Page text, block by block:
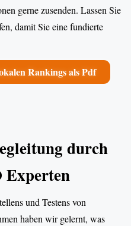
gerne zusenden. Lassen Sie
damit Sie eine fundierte
Rankings als Pdf
durch
Experten
und Testens von
haben wir gelernt, was